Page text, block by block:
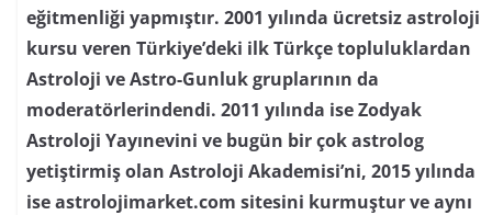
eğitmenliği yapmıştır. 2001 yılında ücretsiz astroloji
kursu veren Türkiye’deki ilk Türkçe topluluklardan
Astroloji ve Astro-Gunluk gruplarının da
moderatörlerindendi. 2011 yılında ise Zodyak
Astroloji Yayınevini ve bugün bir çok astrolog
yetiştirmiş olan Astroloji Akademisi’ni, 2015 yılında
ise astrolojimarket.com sitesini kurmuştur ve aynı